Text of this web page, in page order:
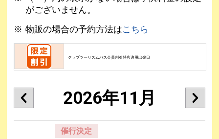
がございません。
物販の場合の予約方法はこちら
クラブツーリズムパス会員割引特典適用出発日
2026年11月
催行決定